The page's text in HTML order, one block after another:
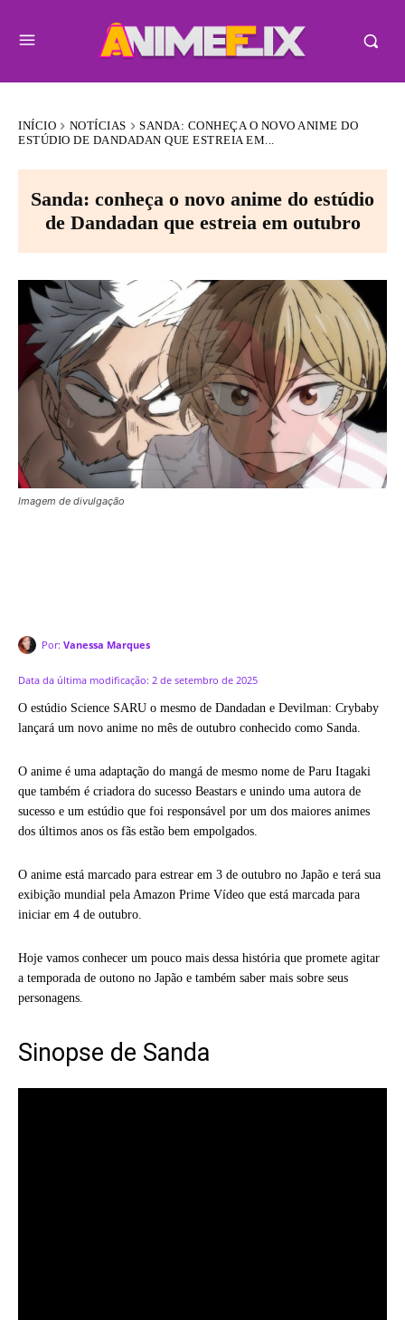
INÍCIO NOTÍCIAS
SANDA: CONHEÇA O NOVO ANIME DO
ESTÚDIO DE DANDADAN QUE ESTREIA EM...
Sanda: conheça o novo anime do estúdio
de Dandadan que estreia em outubro
Imagem de divulgação
Por: Vanessa Marques
Data da última modificação: 2 de setembro de 2025
O estúdio Science SARU o mesmo de Dandadan e Devilman: Crybaby
lançará um novo anime no mês de outubro conhecido como Sanda.
O anime é uma adaptação do mangá de mesmo nome de Paru Itagaki
que também é criadora do sucesso Beastars e unindo uma autora de
sucesso e um estúdio que foi responsável por um dos maiores animes
dos últimos anos os fãs estão bem empolgados.
O anime está marcado para estrear em 3 de outubro no Japão e terá sua
exibição mundial pela Amazon Prime Vídeo que está marcada para
iniciar em 4 de outubro.
Hoje vamos conhecer um pouco mais dessa história que promete agitar
a temporada de outono no Japão e também saber mais sobre seus
personagens.
Sinopse de Sanda